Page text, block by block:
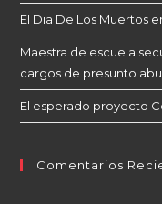
El Dia De Los Muertos
Maestra de escuela
cargos de presunto
El esperado proyecto
Comentarios